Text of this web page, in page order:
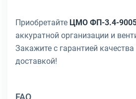
Приобретайте ЦМО ФП-3.4-
аккуратной организации и
Закажите с гарантией
доставкой!